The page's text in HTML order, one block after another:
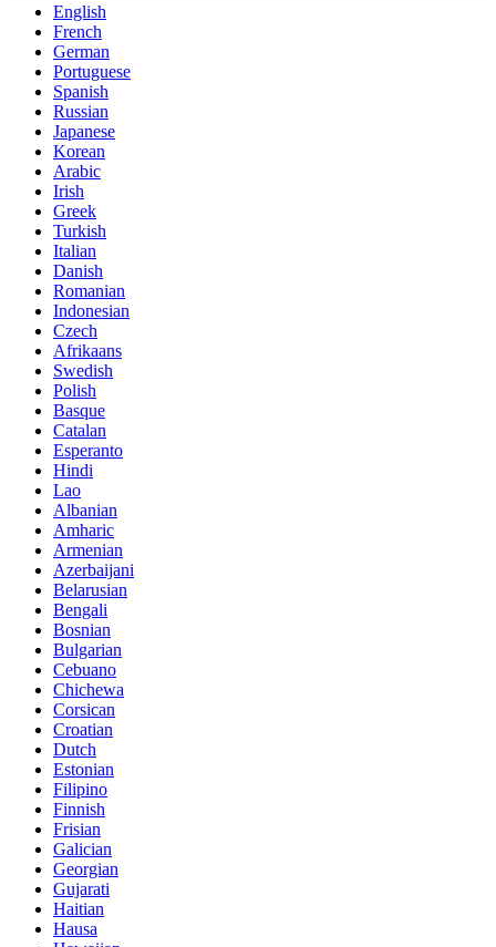
English
French
German
Portuguese
Spanish
Russian
Japanese
Korean
Arabic
Irish
Greek
Turkish
Italian
Danish
Romanian
Indonesian
Czech
Afrikaans
Swedish
Polish
Basque
Catalan
Esperanto
Hindi
Lao
Albanian
Amharic
Armenian
Azerbaijani
Belarusian
Bengali
Bosnian
Bulgarian
Cebuano
Chichewa
Corsican
Croatian
Dutch
Estonian
Filipino
Finnish
Frisian
Galician
Georgian
Gujarati
Haitian
Hausa